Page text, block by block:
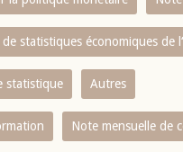
statistiques économiques de
statistique Autres
Note mensuelle de